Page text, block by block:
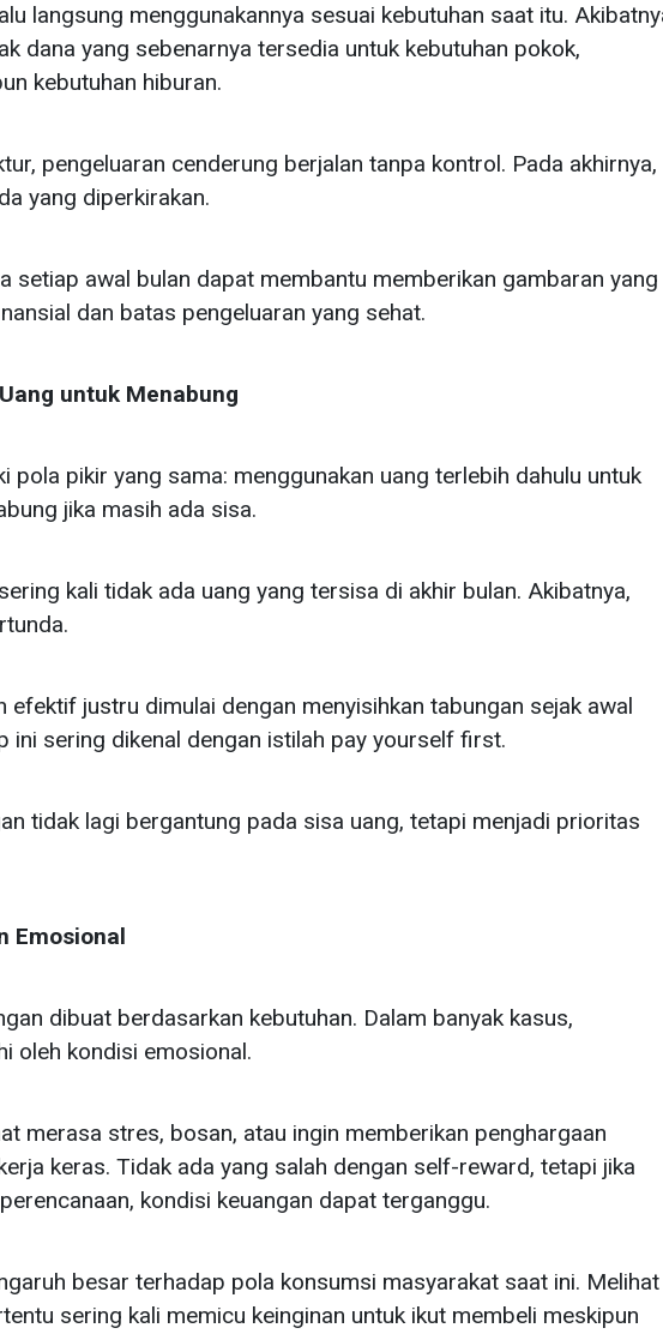
langsung menggunakannya sesuai kebutuhan saat itu.
dana yang sebenarnya tersedia untuk kebutuhan pokok,
kebutuhan hiburan.
pengeluaran cenderung berjalan tanpa kontrol. Pada akhirnya,
yang diperkirakan.
setiap awal bulan dapat membantu memberikan gambaran yang
dan batas pengeluaran yang sehat.
untuk Menabung
pola pikir yang sama: menggunakan uang terlebih dahulu untuk
jika masih ada sisa.
kali tidak ada uang yang tersisa di akhir bulan. Akibatnya,
efektif justru dimulai dengan menyisihkan tabungan sejak awal
ini sering dikenal dengan istilah pay yourself first.
tidak lagi bergantung pada sisa uang, tetapi menjadi prioritas
Emosional
dibuat berdasarkan kebutuhan. Dalam banyak kasus,
oleh kondisi emosional.
merasa stres, bosan, atau ingin memberikan penghargaan
keras. Tidak ada yang salah dengan self-reward, tetapi jika
kondisi keuangan dapat terganggu.
besar terhadap pola konsumsi masyarakat saat ini. Melihat
sering kali memicu keinginan untuk ikut membeli meskipun